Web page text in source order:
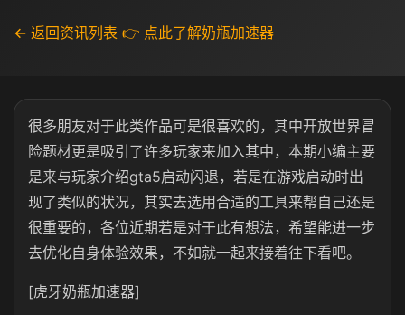
← 返回资讯列表 👉 点此了解奶瓶加速器
很多朋友对于此类作品可是很喜欢的，其中开放世界冒
险题材更是吸引了许多玩家来加入其中，本期小编主要
是来与玩家介绍gta5启动闪退，若是在游戏启动时出
现了类似的状况，其实去选用合适的工具来帮自己还是
很重要的，各位近期若是对于此有想法，希望能进一步
去优化自身体验效果，不如就一起来接着往下看吧。
[虎牙奶瓶加速器]